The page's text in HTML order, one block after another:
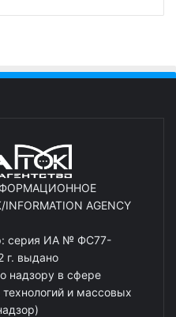
AGENCY
серия ИА № ФС77-
г. выдано
надзору в сфере
и массовых